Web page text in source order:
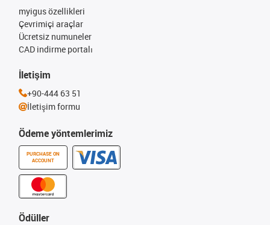
Ödeme yöntemlerimiz
PURCHASE ON
ACCOUNT
myigus özellikleri
Çevrimiçi araçlar
Ücretsiz numuneler
CAD indirme portalı
Ödüller
İletişim
+90-444 63 51
İletişim formu